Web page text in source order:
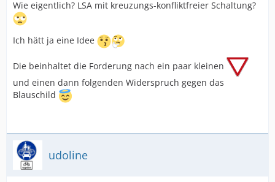
Wie eigentlich? LSA mit kreuzungs-konfliktfreier Schaltung?
Ich hätt ja eine Idee
Die beinhaltet die Forderung nach ein paar kleinen
und einen dann folgenden Widerspruch gegen das
Blauschild
udoline